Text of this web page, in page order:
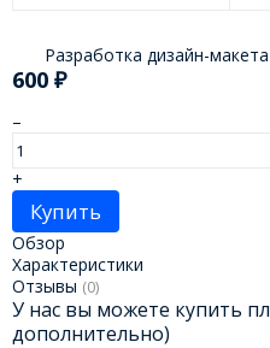
Разработка дизайн-
600 ₽
–
+
Купить
Обзор
Характеристики
Отзывы (0)
У нас вы можете купить
дополнительно)